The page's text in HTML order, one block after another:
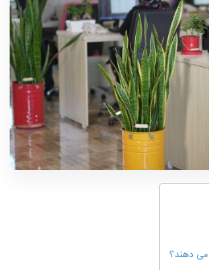
می دهند؟